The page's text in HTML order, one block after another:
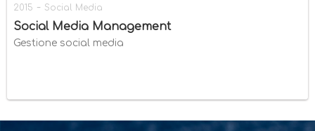
2015 - Social Media
Social Media Management
Gestione social media